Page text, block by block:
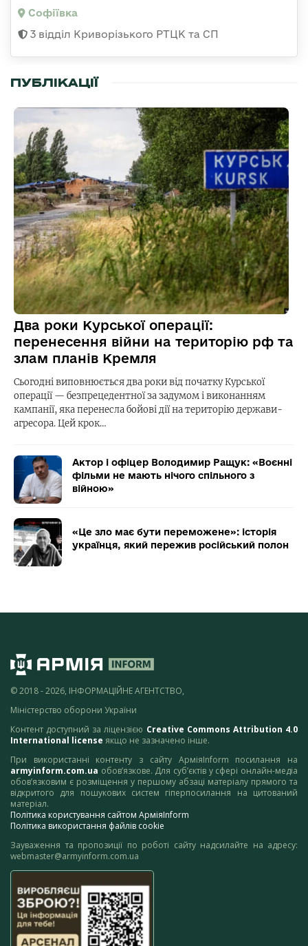
Софіївка
3 відділ Криворізького РТЦК та СП
ПУБЛІКАЦІЇ
Два роки Курської операції:
перенесення війни на територію рф та
злам планів Кремля
Сьогодні виповнюється два роки від початку Курської
операції — безпрецедентної за задумом і виконанням
кампанії, яка перенесла бойові дії на територію держави-
агресора. Цей крок…
Актор і офіцер Володимир Ращук: «Воєнні
фільми не мають нічого спільного з
війною»
«Це зло має бути переможене»: історія
українця, який пережив російський полон
© 2018 - 2026, ІНФОРМАЦІЙНЕ АГЕНТСТВО,
Міністерство оборони України
Контент доступний за ліцензією Creative Commons Attribution 4.0
International license якщо не зазначено інше.
При використанні контенту з сайту АрміяInform посилання на
armyinform.com.ua обов’язкове. Для суб’єктів у сфері онлайн-медіа
обов’язковим є розміщення у першому абзаці матеріалу прямого та
відкритого для пошукових систем гіперпосилання на цитований
матеріал.
Політика користування сайтом АрміяInform
Політика використання файлів cookie
Зауваження та пропозиції по роботі сайту надсилайте на адресу:
webmaster@armyinform.com.ua